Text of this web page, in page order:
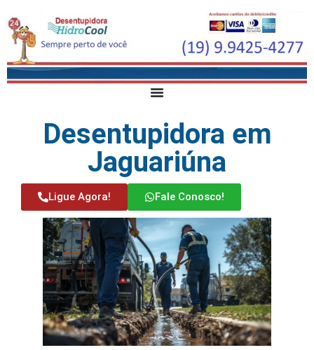
Desentupidora em
Jaguariúna
Ligue Agora! Fale Conosco!